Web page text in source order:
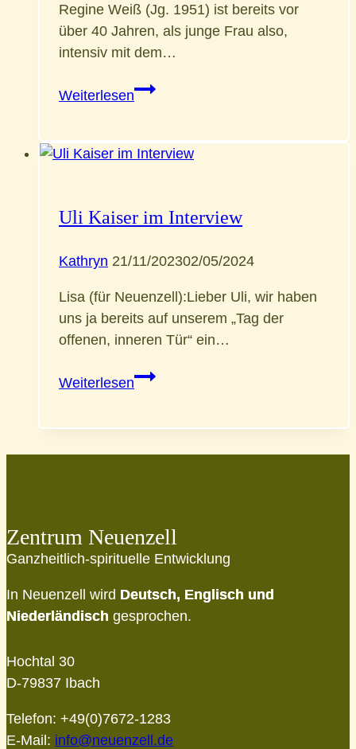
Regine Weiß (Jg. 1951) ist bereits vor
über 40 Jahren, als junge Frau also,
intensiv mit dem…
WeiterlesenRegine
Interview
Uli Kaiser im Interview
Kathryn 21/11/202302/05/2024
Lisa (für Neuenzell):Lieber Uli, wir haben
uns ja bereits auf unserem „Tag der
offenen, inneren Tür“ ein…
WeiterlesenUli
Zentrum Neuenzell
Ganzheitlich-spirituelle Entwicklung
In Neuenzell wird Deutsch, Englisch und
Niederländisch gesprochen.
Hochtal 30
D-79837 Ibach
Telefon: +49(0)7672-1283
E-Mail: info@neuenzell.de